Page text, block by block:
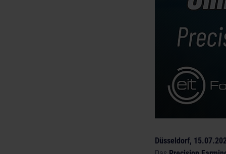
Düsseldorf,